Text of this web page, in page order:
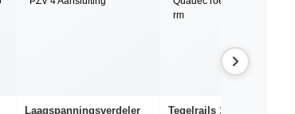
Laagspanningsverdeler
Tegelrails 11 mm